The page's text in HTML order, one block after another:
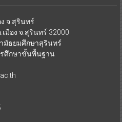
จ.สุรินทร์
เมือง จ.สุรินทร์ 32000
มัธยมศึกษาสุรินทร์
ศึกษาขั้นพื้นฐาน